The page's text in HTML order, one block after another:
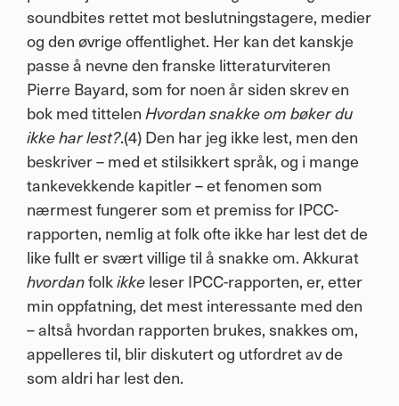
soundbites rettet mot beslutningstagere, medier
og den øvrige offentlighet. Her kan det kanskje
passe å nevne den franske litteraturviteren
Pierre Bayard, som for noen år siden skrev en
bok med tittelen Hvordan snakke om bøker du
ikke har lest?.(4) Den har jeg ikke lest, men den
beskriver – med et stilsikkert språk, og i mange
tankevekkende kapitler – et fenomen som
nærmest fungerer som et premiss forIPCC-
rapporten, nemlig at folk ofte ikke har lest det de
like fullt er svært villige til å snakke om. Akkurat
hvordanfolkikke leserIPCC-rapporten, er, etter
min oppfatning, det mest interessante med den
– altså hvordan rapporten brukes, snakkes om,
appelleres til, blir diskutert og utfordret av de
som aldri har lest den.